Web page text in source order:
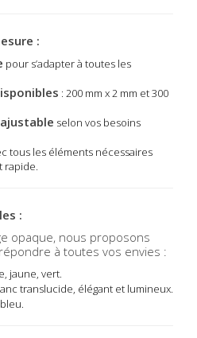
:
pour s’adapter à toutes les
: 200 mm x 2 mm et 300
selon vos besoins
tous les éléments nécessaires
rapide.
:
opaque, nous proposons
à toutes vos envies :
jaune, vert.
translucide, élégant et lumineux.